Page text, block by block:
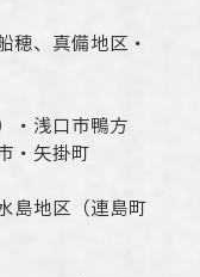
穂、真備地区・
・ 浅口市鴨方
・矢掛町
島地区（連島町